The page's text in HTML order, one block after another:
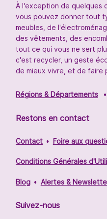
À l'exception de quelques
vous pouvez donner tout
meubles, de
des vêtements, des
tout ce qui vous ne sert
c'est recycler, un geste
de mieux vivre, et de faire
Régions & Départements
Restons en contact
Contact Foire aux
Conditions Générales
Blog Alertes &
Suivez-nous